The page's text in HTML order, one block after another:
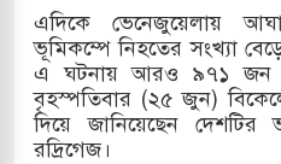
এদিকে ভেনেজুয়েলায়
ভূমিকম্পে নিহতের সংখ্যা
এ ঘটনায় আরও ৯৭১ জন
বৃহস্পতিবার (২৫ জুন)
দিয়ে জানিয়েছেন দেশটির
রদ্রিগেজ।